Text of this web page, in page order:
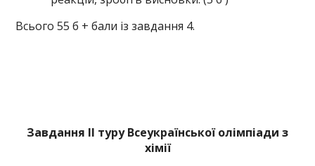
Всього 55 б + бали із завдання 4.
Завдання ІІ туру Всеукраїнської олімпіади з
хімії